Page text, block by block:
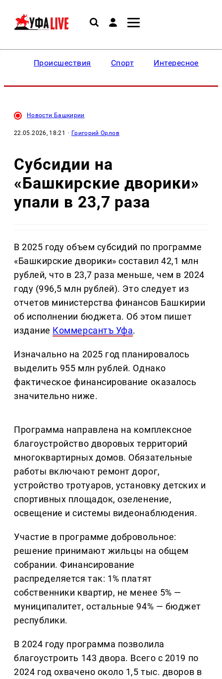
Происшествия Спорт Интересное
Новости Башкирии
22.05.2026, 18:21 · Григорий Орлов
Субсидии на
«Башкирские дворики»
упали в 23,7 раза
В 2025 году объем субсидий по программе
«Башкирские дворики» составил 42,1 млн
рублей, что в 23,7 раза меньше, чем в 2024
году (996,5 млн рублей). Это следует из
отчетов министерства финансов Башкирии
об исполнении бюджета. Об этом пишет
издание Коммерсантъ Уфа.
Изначально на 2025 год планировалось
выделить 955 млн рублей. Однако
фактическое финансирование оказалось
значительно ниже.
Программа направлена на комплексное
благоустройство дворовых территорий
многоквартирных домов. Обязательные
работы включают ремонт дорог,
устройство тротуаров, установку детских и
спортивных площадок, озеленение,
освещение и системы видеонаблюдения.
Участие в программе добровольное:
решение принимают жильцы на общем
собрании. Финансирование
распределяется так: 1% платят
собственники квартир, не менее 5% —
муниципалитет, остальные 94% — бюджет
республики.
В 2024 году программа позволила
благоустроить 143 двора. Всего с 2019 по
2024 год охвачено около 1,5 тыс. дворов в